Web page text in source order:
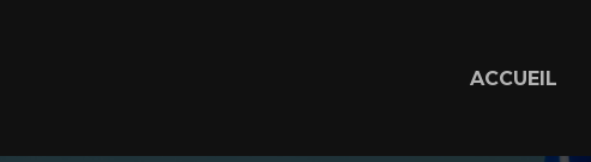
ACCUEIL